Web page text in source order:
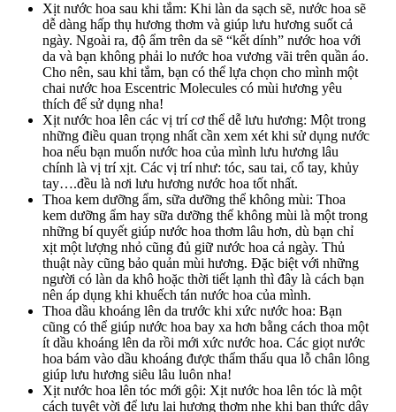
Xịt nước hoa sau khi tắm: Khi làn da sạch sẽ, nước hoa sẽ
dễ dàng hấp thụ hương thơm và giúp lưu hương suốt cả
ngày. Ngoài ra, độ ẩm trên da sẽ “kết dính” nước hoa với
da và bạn không phải lo nước hoa vương vãi trên quần áo.
Cho nên, sau khi tắm, bạn có thể lựa chọn cho mình một
chai nước hoa Escentric Molecules có mùi hương yêu
thích để sử dụng nha!
Xịt nước hoa lên các vị trí cơ thể dễ lưu hương: Một trong
những điều quan trọng nhất cần xem xét khi sử dụng nước
hoa nếu bạn muốn nước hoa của mình lưu hương lâu
chính là vị trí xịt. Các vị trí như: tóc, sau tai, cổ tay, khủy
tay….đều là nơi lưu hương nước hoa tốt nhất.
Thoa kem dưỡng ẩm, sữa dưỡng thể không mùi: Thoa
kem dưỡng ẩm hay sữa dưỡng thể không mùi là một trong
những bí quyết giúp nước hoa thơm lâu hơn, dù bạn chỉ
xịt một lượng nhỏ cũng đủ giữ nước hoa cả ngày. Thủ
thuật này cũng bảo quản mùi hương. Đặc biệt với những
người có làn da khô hoặc thời tiết lạnh thì đây là cách bạn
nên áp dụng khi khuếch tán nước hoa của mình.
Thoa dầu khoáng lên da trước khi xức nước hoa: Bạn
cũng có thể giúp nước hoa bay xa hơn bằng cách thoa một
ít dầu khoáng lên da rồi mới xức nước hoa. Các giọt nước
hoa bám vào dầu khoáng được thẩm thấu qua lỗ chân lông
giúp lưu hương siêu lâu luôn nha!
Xịt nước hoa lên tóc mới gội: Xịt nước hoa lên tóc là một
cách tuyệt vời để lưu lại hương thơm nhẹ khi bạn thức dậy